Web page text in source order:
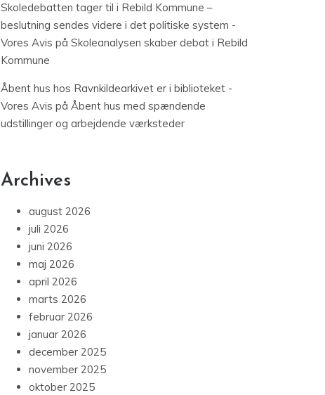
Skoledebatten tager til i Rebild Kommune –
beslutning sendes videre i det politiske system -
Vores Avis på Skoleanalysen skaber debat i Rebild
Kommune
Åbent hus hos Ravnkildearkivet er i biblioteket -
Vores Avis på Åbent hus med spændende
udstillinger og arbejdende værksteder
Archives
august 2026
juli 2026
juni 2026
maj 2026
april 2026
marts 2026
februar 2026
januar 2026
december 2025
november 2025
oktober 2025